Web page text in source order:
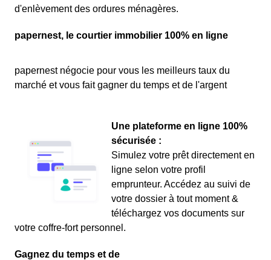
d'enlèvement des ordures ménagères.
papernest, le courtier immobilier 100% en ligne
papernest négocie pour vous les meilleurs taux du
marché et vous fait gagner du temps et de l'argent
Une plateforme en ligne 100%
sécurisée :
Simulez votre prêt directement en
ligne selon votre profil
emprunteur. Accédez au suivi de
votre dossier à tout moment &
téléchargez vos documents sur
votre coffre-fort personnel.
Gagnez du temps et de